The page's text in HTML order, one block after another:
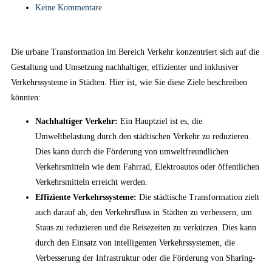
Keine Kommentare
Die urbane Transformation im Bereich Verkehr konzentriert sich auf die
Gestaltung und Umsetzung nachhaltiger, effizienter und inklusiver
Verkehrssysteme in Städten. Hier ist, wie Sie diese Ziele beschreiben
könnten:
Nachhaltiger Verkehr: Ein Hauptziel ist es, die
Umweltbelastung durch den städtischen Verkehr zu reduzieren.
Dies kann durch die Förderung von umweltfreundlichen
Verkehrsmitteln wie dem Fahrrad, Elektroautos oder öffentlichen
Verkehrsmitteln erreicht werden.
Effiziente Verkehrssysteme: Die städtische Transformation zielt
auch darauf ab, den Verkehrsfluss in Städten zu verbessern, um
Staus zu reduzieren und die Reisezeiten zu verkürzen. Dies kann
durch den Einsatz von intelligenten Verkehrssystemen, die
Verbesserung der Infrastruktur oder die Förderung von Sharing-